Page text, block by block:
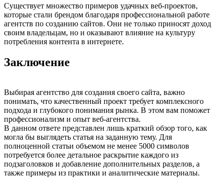
Существует множество примеров удачных веб-проектов,
которые стали брендом благодаря профессиональной работе
агентств по созданию сайтов. Они не только приносят доход
своим владельцам, но и оказывают влияние на культуру
потребления контента в интернете.
Заключение
Выбирая агентство для создания своего сайта, важно
понимать, что качественный проект требует комплексного
подхода и глубокого понимания рынка. В этом вам поможет
профессионализм и опыт веб-агентства.
В данном ответе представлен лишь краткий обзор того, как
могла бы выглядеть статья на заданную тему. Для
полноценной статьи объемом не менее 5000 символов
потребуется более детальное раскрытие каждого из
подзаголовков и добавление дополнительных разделов, а
также примеры из практики и аналитические материалы.